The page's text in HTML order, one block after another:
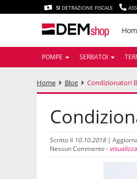
SI DETRAZIONE FISCALE
POMPE SERBATOI
Home Blog Condizionatori
Scritto il 10.10.2018|
Nessun Commento -